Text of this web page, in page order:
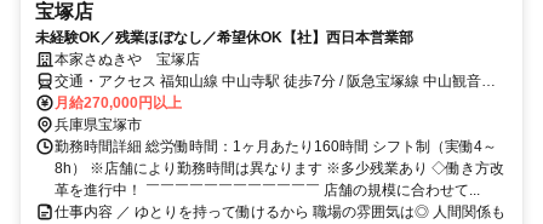
宝塚店
未経験OK／残業ほぼなし／希望休OK【社】西日本営業部
本家さぬきや 宝塚店
交通・アクセス 福知山線 中山寺駅 徒歩7分 / 阪急宝塚線 中山観音駅
徒歩13分・山本駅 車2分
月給270,000円以上
兵庫県宝塚市
勤務時間詳細 総労働時間：1ヶ月あたり160時間 シフト制（実働4～
8h） ※店舗により勤務時間は異なります ※多少残業あり ◇働き方改
革を進行中！ ￣￣￣￣￣￣￣￣￣￣￣￣ 店舗の規模に合わせて...
仕事内容 ／ ゆとりを持って働けるから 職場の雰囲気は◎ 人間関係も